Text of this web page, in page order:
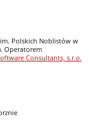
Polskich Noblistów w
Operatorem
Consultants, s.r.o.